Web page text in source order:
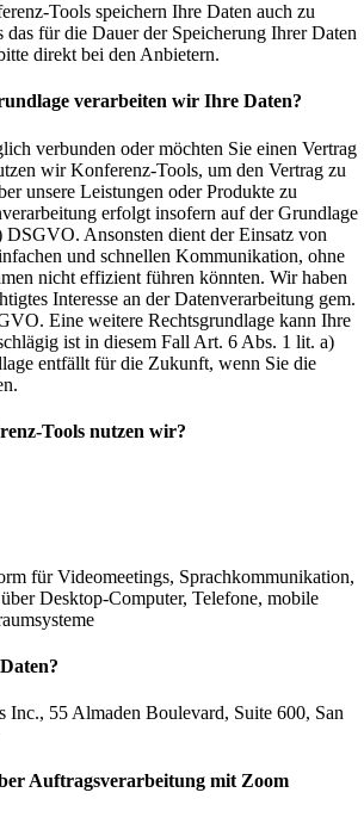
Tools speichern Ihre Daten auch zu
das für die Dauer der Speicherung Ihrer Daten
direkt bei den Anbietern.
verarbeiten wir Ihre Daten?
verbunden oder möchten Sie einen Vertrag
wir Konferenz-Tools, um den Vertrag zu
unsere Leistungen oder Produkte zu
erfolgt insofern auf der Grundlage
Ansonsten dient der Einsatz von
und schnellen Kommunikation, ohne
nicht effizient führen könnten. Wir haben
Interesse an der Datenverarbeitung gem.
Eine weitere Rechtsgrundlage kann Ihre
ist in diesem Fall Art. 6 Abs. 1 lit. a)
entfällt für die Zukunft, wenn Sie die
Tools nutzen wir?
für Videomeetings, Sprachkommunikation,
Desktop-Computer, Telefone, mobile
Inc., 55 Almaden Boulevard, Suite 600, San
Auftragsverarbeitung mit Zoom